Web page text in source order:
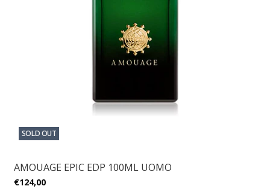
SOLD OUT
AMOUAGE EPIC EDP 100ML UOMO
€124,00